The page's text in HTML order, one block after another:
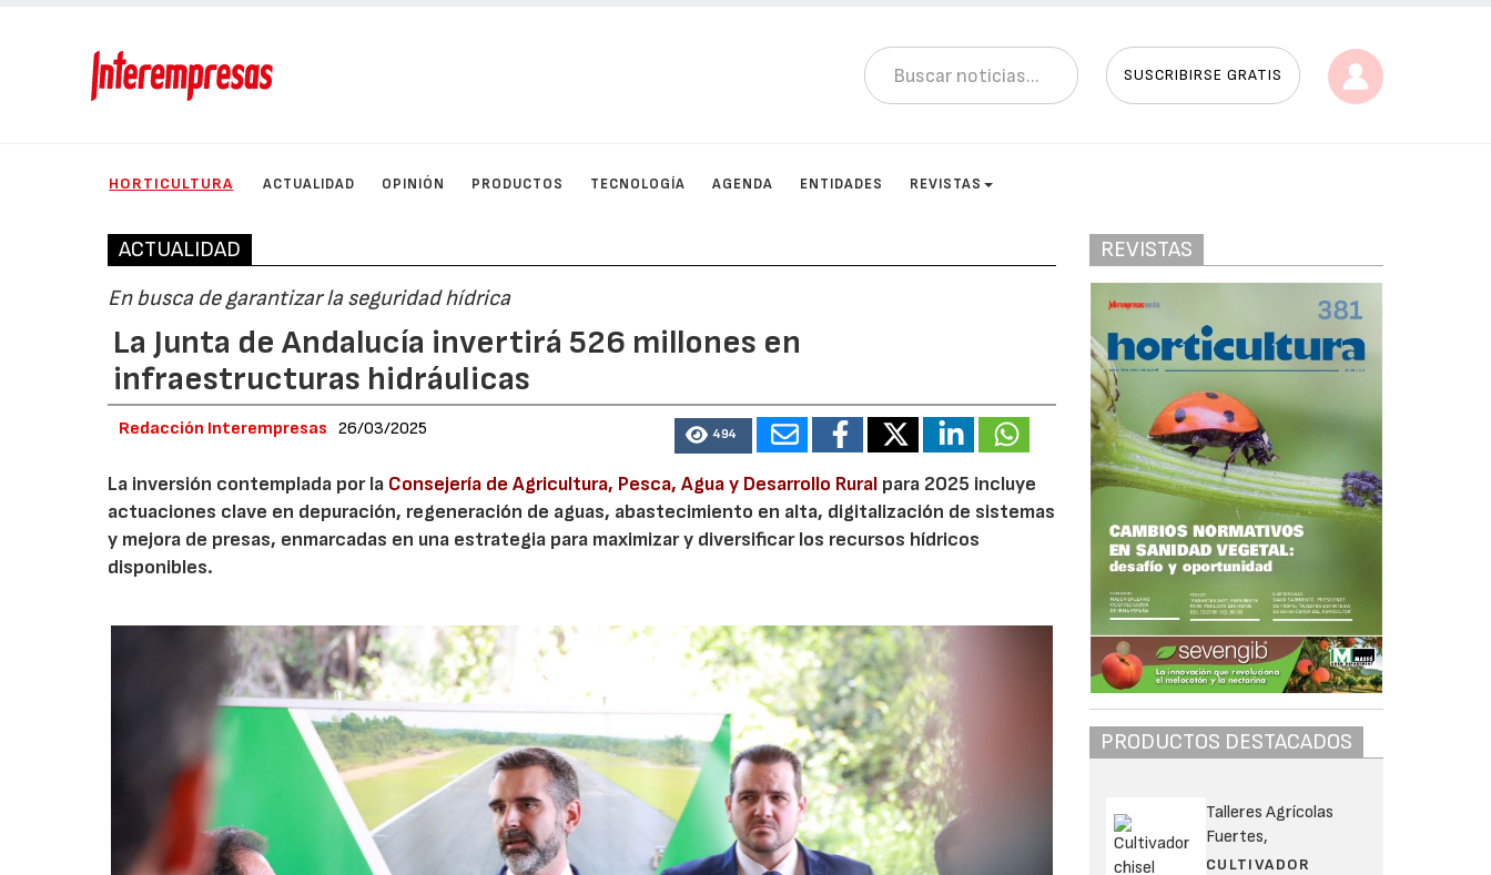
SUSCRIBIRSE GRATIS
HORTICULTURA ACTUALIDAD OPINIÓN PRODUCTOS TECNOLOGÍA AGENDA ENTIDADES REVISTAS
ACTUALIDAD
En busca de garantizar la seguridad hídrica
La Junta de Andalucía invertirá 526 millones en
infraestructuras hidráulicas
Redacción Interempresas 26/03/2025 494
La inversión contemplada por la Consejería de Agricultura, Pesca, Agua y Desarrollo Rural para 2025 incluye
actuaciones clave en depuración, regeneración de aguas, abastecimiento en alta, digitalización de sistemas
y mejora de presas, enmarcadas en una estrategia para maximizar y diversificar los recursos hídricos
disponibles.
REVISTAS
PRODUCTOS DESTACADOS
Talleres Agrícolas
Fuertes,
CULTIVADOR